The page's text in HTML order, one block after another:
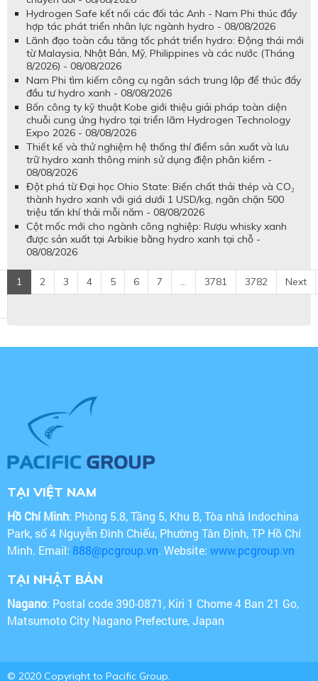
Hydrogen Safe kết nối các đối tác Anh - Nam Phi thúc đẩy
hợp tác phát triển nhân lực ngành hydro - 08/08/2026
Lãnh đạo toàn cầu tăng tốc phát triển hydro: Động thái mới
từ Malaysia, Nhật Bản, Mỹ, Philippines và các nước (Tháng
8/2026) - 08/08/2026
Nam Phi tìm kiếm công cụ ngân sách trung lập để thúc đẩy
đầu tư hydro xanh - 08/08/2026
Bốn công ty kỹ thuật Kobe giới thiệu giải pháp toàn diện
chuỗi cung ứng hydro tại triển lãm Hydrogen Technology
Expo 2026 - 08/08/2026
Thiết kế và thử nghiệm hệ thống thí điểm sản xuất và lưu
trữ hydro xanh thông minh sử dụng điện phân kiềm -
08/08/2026
Đột phá từ Đại học Ohio State: Biến chất thải thép và CO₂
thành hydro xanh với giá dưới 1 USD/kg, ngăn chặn 500
triệu tấn khí thải mỗi năm - 08/08/2026
Cột mốc mới cho ngành công nghiệp: Rượu whisky xanh
được sản xuất tại Arbikie bằng hydro xanh tại chỗ -
08/08/2026
1 2 3 4 5 6 7 ... 3781 3782 Next
TẠI VIỆT NAM
Hồ Chí Minh: Phòng 5.8, Tầng 5, Khu B, Tòa nhà Indochina
Park, số 4 Nguyễn Đình Chiểu, Phường Tân Định, TP Hồ Chí
Minh. Email: 888@pcgroup.vn. Website: www.pcgroup.vn
TẠI NHẬT BẢN
Nagano: Postal code 390-0871, Kiri 1 Chome 4 Ban 21 Go,
Matsumoto City Nagano Prefecture, Japan
© 2020 Copyright to Pacific Group.